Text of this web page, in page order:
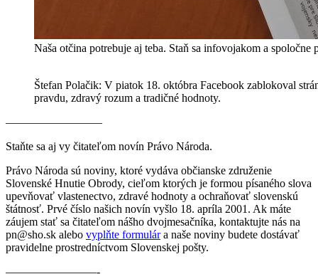
Naša otčina potrebuje aj teba. Staň sa infovojakom a spoločne
Štefan Polačik: V piatok 18. októbra Facebook zablokoval
pravdu, zdravý rozum a tradičné hodnoty.
————————–
Staňte sa aj vy čitateľom novín Právo Národa.
Právo Národa sú noviny, ktoré vydáva občianske združenie
Slovenské Hnutie Obrody, cieľom ktorých je formou písaného slova
upevňovať vlastenectvo, zdravé hodnoty a ochraňovať slovenskú
štátnosť. Prvé číslo našich novín vyšlo 18. apríla 2001. Ak máte
záujem stať sa čitateľom nášho dvojmesačníka, kontaktujte nás na
pn@sho.sk alebo vyplňte formulára naše noviny budete dostávať
pravidelne prostredníctvom Slovenskej pošty.
————————-